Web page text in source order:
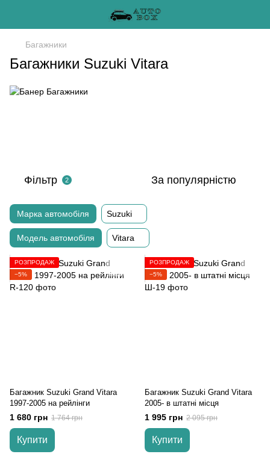
Багажники
Багажники Suzuki Vitara
Фільтр 2 За популярністю
Марка автомобіля Suzuki
Модель автомобіля Vitara
РОЗПРОДАЖ
−5%
Багажник Suzuki Grand Vitara
1997-2005 на рейлінги
1 680 грн 1 764 грн
Купити
РОЗПРОДАЖ
−5%
Багажник Suzuki Grand Vitara
2005- в штатні місця
1 995 грн 2 095 грн
Купити